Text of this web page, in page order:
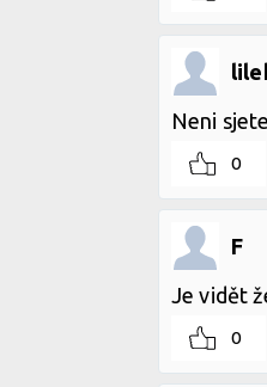
Neni
0
F
Je vidět
0